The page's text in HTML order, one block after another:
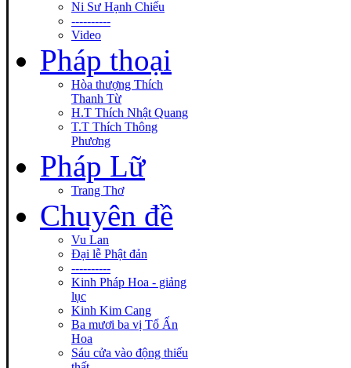
Ni Sư Hạnh Chiếu
----------
Video
Pháp thoại
Hòa thượng Thích
Thanh Từ
H.T Thích Nhật Quang
T.T Thích Thông
Phương
Pháp Lữ
Trang Thơ
Chuyên đề
Vu Lan
Đại lễ Phật đản
----------
Kinh Pháp Hoa - giảng
lục
Kinh Kim Cang
Ba mươi ba vị Tổ Ấn
Hoa
Sáu cửa vào động thiếu